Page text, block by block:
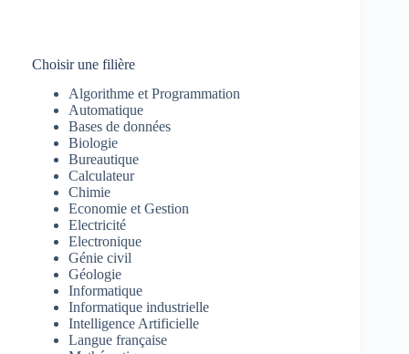
Choisir une filière
Algorithme et Programmation
Automatique
Bases de données
Biologie
Bureautique
Calculateur
Chimie
Economie et Gestion
Electricité
Electronique
Génie civil
Géologie
Informatique
Informatique industrielle
Intelligence Artificielle
Langue française